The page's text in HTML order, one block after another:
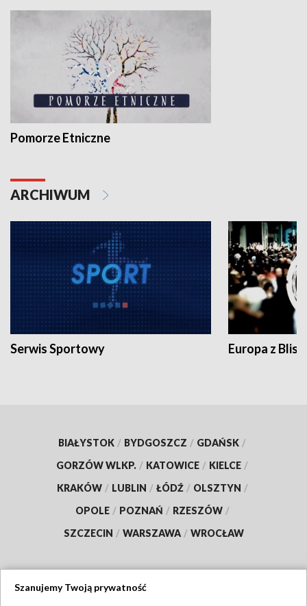
Pomorze Etniczne
ARCHIWUM
Serwis Sportowy Europa z
BIAŁYSTOK / BYDGOSZCZ / GDAŃSK /
GORZÓW WLKP. / KATOWICE / KIELCE /
KRAKÓW / LUBLIN / ŁÓDŹ / OLSZTYN /
OPOLE / POZNAŃ / RZESZÓW /
SZCZECIN / WARSZAWA / WROCŁAW
Szanujemy Twoją prywatność